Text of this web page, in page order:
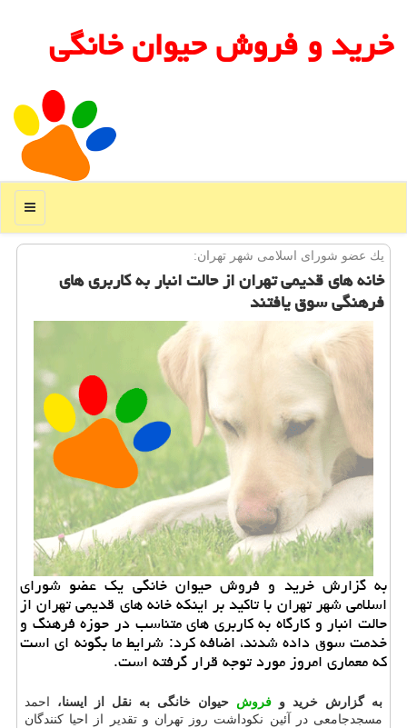
خرید و فروش حیوان خانگی
منو
یك عضو شورای اسلامی شهر تهران:
خانه های قدیمی تهران از حالت انبار به كاربری های
فرهنگی سوق یافتند
به گزارش خرید و فروش حیوان خانگی یك عضو شورای
اسلامی شهر تهران با تاكید بر اینكه خانه های قدیمی تهران از
حالت انبار و كارگاه به كاربری های متناسب در حوزه فرهنگ و
خدمت سوق داده شدند، اضافه كرد: شرایط ما بگونه ای است
كه معماری امروز مورد توجه قرار گرفته است.
به گزارش خرید و فروش حیوان خانگی به نقل از ایسنا، احمد
مسجدجامعی در آئین نكوداشت روز تهران و تقدیر از احیا كنندگان